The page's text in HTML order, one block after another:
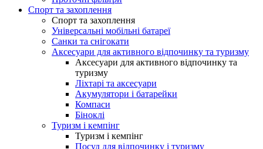
Спорт та захоплення
Спорт та захоплення
Універсальні мобільні батареї
Санки та снігокати
Аксесуари для активного відпочинку та туризму
Аксесуари для активного відпочинку та
туризму
Ліхтарі та аксесуари
Акумулятори і батарейки
Компаси
Біноклі
Туризм і кемпінг
Туризм і кемпінг
Посуд для відпочинку і туризму